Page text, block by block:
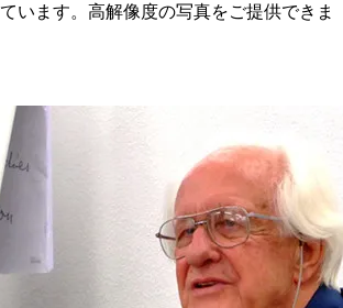
います。高解像度の写真をご提供できま